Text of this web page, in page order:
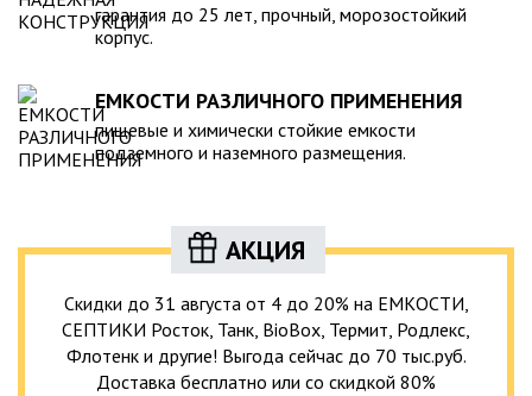
гарантия до 25 лет, прочный, морозостойкий
корпус.
ЕМКОСТИ РАЗЛИЧНОГО ПРИМЕНЕНИЯ
пищевые и химически стойкие емкости
подземного и наземного размещения.
АКЦИЯ
Скидки до 31 августа от 4 до 20% на ЕМКОСТИ,
СЕПТИКИ Росток, Танк, BioBox, Термит, Родлекс,
Флотенк и другие! Выгода сейчас до 70 тыс.руб.
Доставка бесплатно или со скидкой 80%